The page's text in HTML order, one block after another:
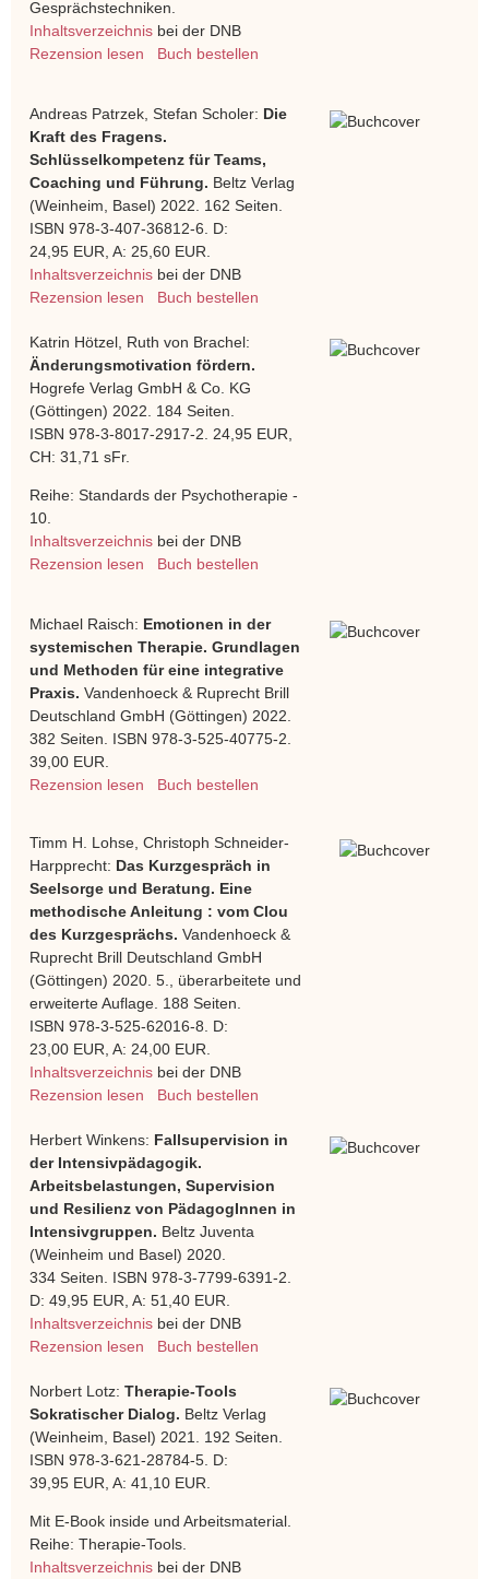
Gesprächstechniken.
Inhaltsverzeichnis bei der DNB
Rezension lesen
Buch bestellen
Andreas Patrzek, Stefan Scholer: Die
Kraft des Fragens.
Schlüsselkompetenz für Teams,
Coaching und Führung. Beltz Verlag
(Weinheim, Basel) 2022. 162 Seiten.
ISBN 978-3-407-36812-6. D:
24,95 EUR, A: 25,60 EUR.
Inhaltsverzeichnis bei der DNB
Rezension lesen
Buch bestellen
Katrin Hötzel, Ruth von Brachel:
Änderungsmotivation fördern.
Hogrefe Verlag GmbH & Co. KG
(Göttingen) 2022. 184 Seiten.
ISBN 978-3-8017-2917-2. 24,95 EUR,
CH: 31,71 sFr.
Reihe: Standards der Psychotherapie -
10.
Inhaltsverzeichnis bei der DNB
Rezension lesen
Buch bestellen
Michael Raisch: Emotionen in der
systemischen Therapie. Grundlagen
und Methoden für eine integrative
Praxis. Vandenhoeck & Ruprecht Brill
Deutschland GmbH (Göttingen) 2022.
382 Seiten. ISBN 978-3-525-40775-2.
39,00 EUR.
Rezension lesen
Buch bestellen
Timm H. Lohse, Christoph Schneider-
Harpprecht: Das Kurzgespräch in
Seelsorge und Beratung. Eine
methodische Anleitung : vom Clou
des Kurzgesprächs. Vandenhoeck &
Ruprecht Brill Deutschland GmbH
(Göttingen) 2020. 5., überarbeitete und
erweiterte Auflage. 188 Seiten.
ISBN 978-3-525-62016-8. D:
23,00 EUR, A: 24,00 EUR.
Inhaltsverzeichnis bei der DNB
Rezension lesen
Buch bestellen
Herbert Winkens: Fallsupervision in
der Intensivpädagogik.
Arbeitsbelastungen, Supervision
und Resilienz von PädagogInnen in
Intensivgruppen. Beltz Juventa
(Weinheim und Basel) 2020.
334 Seiten. ISBN 978-3-7799-6391-2.
D: 49,95 EUR, A: 51,40 EUR.
Inhaltsverzeichnis bei der DNB
Rezension lesen
Buch bestellen
Norbert Lotz: Therapie-Tools
Sokratischer Dialog. Beltz Verlag
(Weinheim, Basel) 2021. 192 Seiten.
ISBN 978-3-621-28784-5. D:
39,95 EUR, A: 41,10 EUR.
Mit E-Book inside und Arbeitsmaterial.
Reihe: Therapie-Tools.
Inhaltsverzeichnis bei der DNB